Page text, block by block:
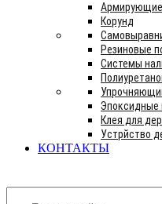
Корунд
Резиновые
Системы
Эпоксидные
Клея для
Устрйство
КОНТАКТЫ